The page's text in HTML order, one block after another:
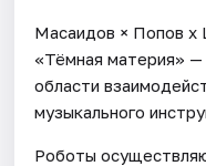
Масаидов × Попов
«Тёмная материя» —
области
музыкального
Роботы